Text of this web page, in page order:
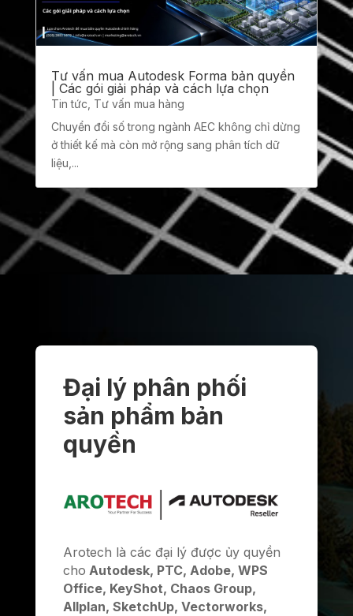
Tư vấn mua Autodesk Forma bản quyền
| Các gói giải pháp và cách lựa chọn
Tin tức Tư vấn mua hàng
Chuyển đổi số trong ngành AEC không chỉ dừng
ở thiết kế mà còn mở rộng sang phân tích dữ
liệu,...
Đại lý phân phối
sản phẩm bản
quyền
Arotech là các đại lý được ủy quyền
cho Autodesk, PTC, Adobe, WPS
Office, KeyShot, Chaos Group,
Allplan, SketchUp, Vectorworks,